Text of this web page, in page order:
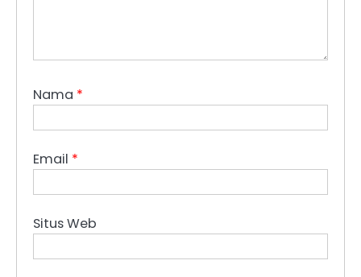
Nama *
Email *
Situs Web